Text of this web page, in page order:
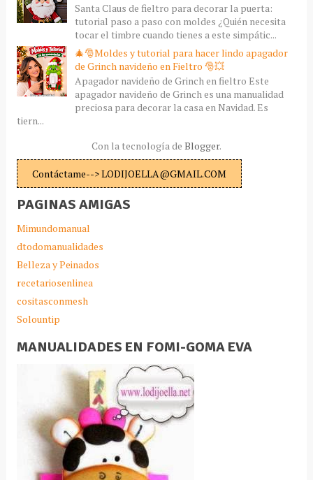
Santa Claus de fieltro para decorar la puerta:
tutorial paso a paso con moldes ¿Quién necesita
tocar el timbre cuando tienes a este simpátic...
🎄🎅Moldes y tutorial para hacer lindo apagador
de Grinch navideño en Fieltro 🎅💥
Apagador navideño de Grinch en fieltro Este
apagador navideño de Grinch es una manualidad
preciosa para decorar la casa en Navidad. Es
tiern...
Con la tecnología de Blogger.
Contáctame--> LODIJOELLA@GMAIL.COM
PAGINAS AMIGAS
Mimundomanual
dtodomanualidades
Belleza y Peinados
recetariosenlinea
cositasconmesh
Solountip
MANUALIDADES EN FOMI-GOMA EVA